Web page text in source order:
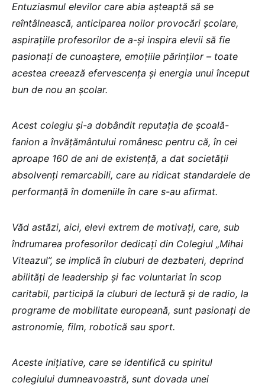
Entuziasmul elevilor care abia așteaptă să se
reîntâlnească, anticiparea noilor provocări școlare,
aspirațiile profesorilor de a-și inspira elevii să fie
pasionați de cunoaștere, emoțiile părinților – toate
acestea creează efervescența și energia unui început
bun de nou an școlar.
Acest colegiu și-a dobândit reputația de școală-
fanion a învățământului românesc pentru că, în cei
aproape 160 de ani de existență, a dat societății
absolvenți remarcabili, care au ridicat standardele de
performanță în domeniile în care s-au afirmat.
Văd astăzi, aici, elevi extrem de motivați, care, sub
îndrumarea profesorilor dedicați din Colegiul „Mihai
Viteazul”, se implică în cluburi de dezbateri, deprind
abilități de leadership și fac voluntariat în scop
caritabil, participă la cluburi de lectură și de radio, la
programe de mobilitate europeană, sunt pasionați de
astronomie, film, robotică sau sport.
Aceste inițiative, care se identifică cu spiritul
colegiului dumneavoastră, sunt dovada unei